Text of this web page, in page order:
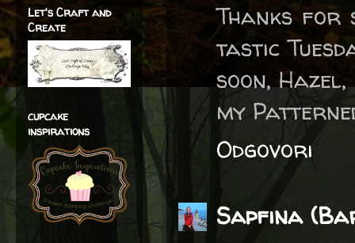
Thanks
tastic
soon,
my
Odgovori
Sapfina
Let's Craft and
Create
cupcake
inspirations